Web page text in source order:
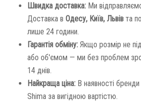
Швидка доставка: Ми
Доставка в Одесу, Київ, Львів та
лише 24 години.
Гарантія обміну: Якщо розмір не
або об'ємом — ми без проблем
14 днів.
Найкраща ціна: В наявності
Shima за вигідною вартістю.